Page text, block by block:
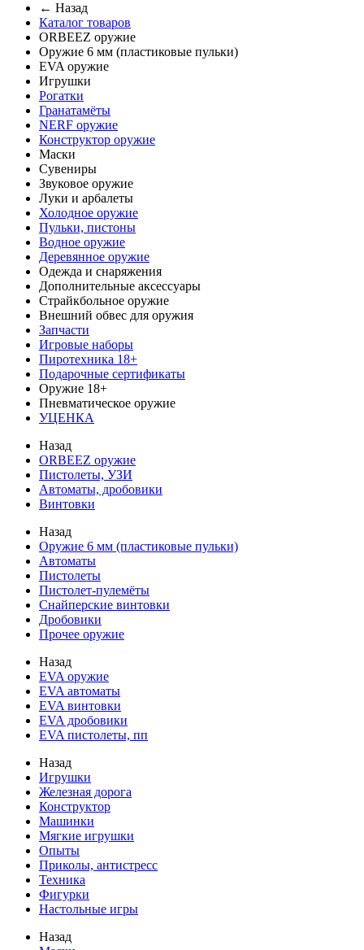
← Назад
Каталог товаров
ORBEEZ оружие
Оружие 6 мм (пластиковые пульки)
EVA оружие
Игрушки
Рогатки
Гранатамёты
NERF оружие
Конструктор оружие
Маски
Сувениры
Звуковое оружие
Луки и арбалеты
Холодное оружие
Пульки, пистоны
Водное оружие
Деревянное оружие
Одежда и снаряжения
Дополнительные аксессуары
Страйкбольное оружие
Внешний обвес для оружия
Запчасти
Игровые наборы
Пиротехника 18+
Подарочные сертификаты
Оружие 18+
Пневматическое оружие
УЦЕНКА
Назад
ORBEEZ оружие
Пистолеты, УЗИ
Автоматы, дробовики
Винтовки
Назад
Оружие 6 мм (пластиковые пульки)
Автоматы
Пистолеты
Пистолет-пулемёты
Снайперские винтовки
Дробовики
Прочее оружие
Назад
EVA оружие
EVA автоматы
EVA винтовки
EVA дробовики
EVA пистолеты, пп
Назад
Игрушки
Железная дорога
Конструктор
Машинки
Мягкие игрушки
Опыты
Приколы, антистресс
Техника
Фигурки
Настольные игры
Назад